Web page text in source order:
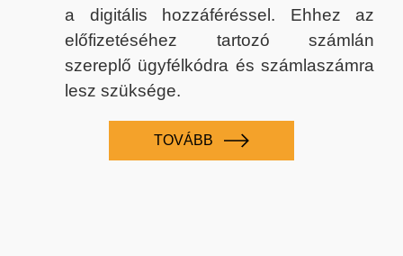
a digitális hozzáféréssel. Ehhez az
előfizetéséhez tartozó számlán
szereplő ügyfélkódra és számlaszámra
lesz szüksége.
TOVÁBB